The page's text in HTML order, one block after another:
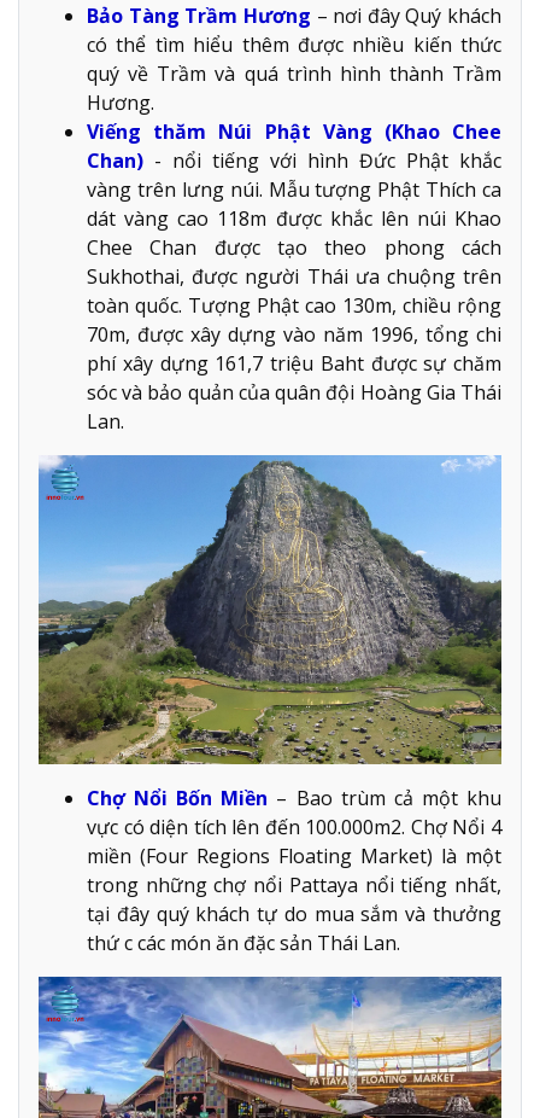
Bảo Tàng Trầm Hương – nơi đây Quý khách
có thể tìm hiểu thêm được nhiều kiến thức
quý về Trầm và quá trình hình thành Trầm
Hương.
Viếng thăm Núi Phật Vàng (Khao Chee
Chan) - nổi tiếng với hình Đức Phật khắc
vàng trên lưng núi. Mẫu tượng Phật Thích ca
dát vàng cao 118m được khắc lên núi Khao
Chee Chan được tạo theo phong cách
Sukhothai, được người Thái ưa chuộng trên
toàn quốc. Tượng Phật cao 130m, chiều rộng
70m, được xây dựng vào năm 1996, tổng chi
phí xây dựng 161,7 triệu Baht được sự chăm
sóc và bảo quản của quân đội Hoàng Gia Thái
Lan.
Chợ Nổi Bốn Miền – Bao trùm cả một khu
vực có diện tích lên đến 100.000m2. Chợ Nổi 4
miền (Four Regions Floating Market) là một
trong những chợ nổi Pattaya nổi tiếng nhất,
tại đây quý khách tự do mua sắm và thưởng
thứ c các món ăn đặc sản Thái Lan.